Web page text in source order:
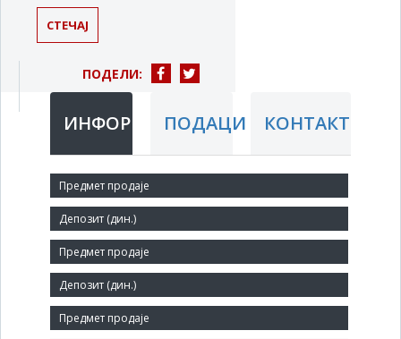
СТЕЧАЈ
ПОДЕЛИ:
ИНФОРМАЦИЈЕПОДАЦИ КОНТАКТ
Краћи назив:
IZGRADNJA stečajna masa
Правни статус:
ДОО
Делатност: